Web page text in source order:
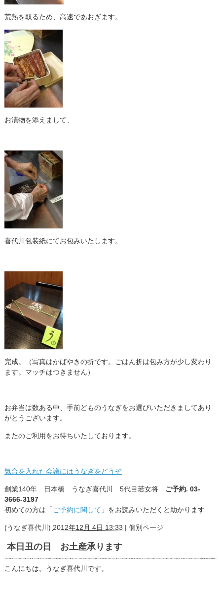
荒熱を取るため、高速であおぎます。
お漬物を添えまして、
喜代川包装紙にてお包みいたします。
完成。（写真はかばやきの折です。ごはん折は包み方が少し変わり
ます。マッチはつきません）
お弁当は数ある中、手前どものうなぎをお選びいただきましてあり
がとうございます。
またのご利用をお待ちいたしております。
気合を入れた会議にはうなぎをどうぞ
創業140年 日本橋 うなぎ喜代川 5代目若女将 ご予約. 03-
3666-3197
初めての方は「 ご予約に関して 」をお読みいただくと助かります
(うなぎ喜代川 ) 2012年12月 4日 13:33 | 個別ページ
本日丑の日 お土産承ります
こんにちは。うなぎ喜代川です。